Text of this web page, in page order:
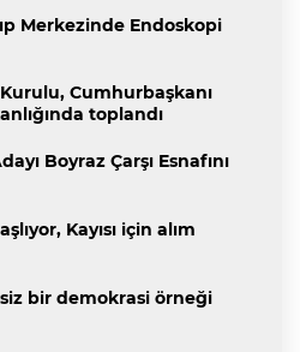
Merkezinde Endoskopi
Cumhurbaşkanı
toplandı
Boyraz Çarşı Esnafını
Kayısı için alım
bir demokrasi örneği